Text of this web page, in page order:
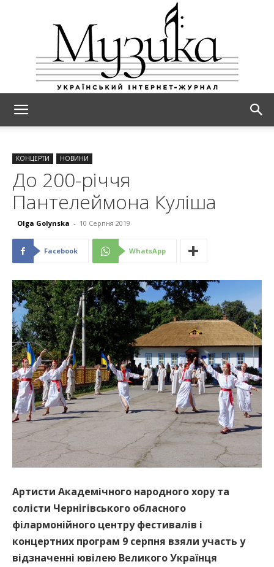
КОНЦЕРТИ НОВИНИ
До 200-річчя
Пантелеймона Куліша
Olga Golynska - 10 Серпня 2019
Facebook WhatsApp
Артисти Академічного народного хору та
солісти Чернігівського обласного
філармонійного центру фестивалів і
концертних програм 9 серпня взяли участь у
відзначенні ювілею Великого Українця